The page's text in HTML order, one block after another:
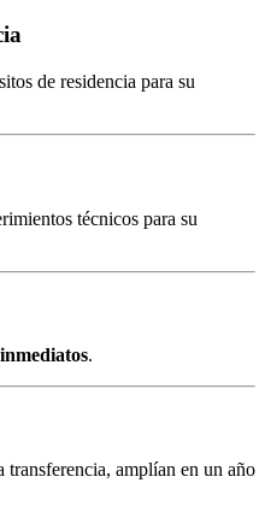
de residencia para su
técnicos para su
inmediatos.
amplían en un año